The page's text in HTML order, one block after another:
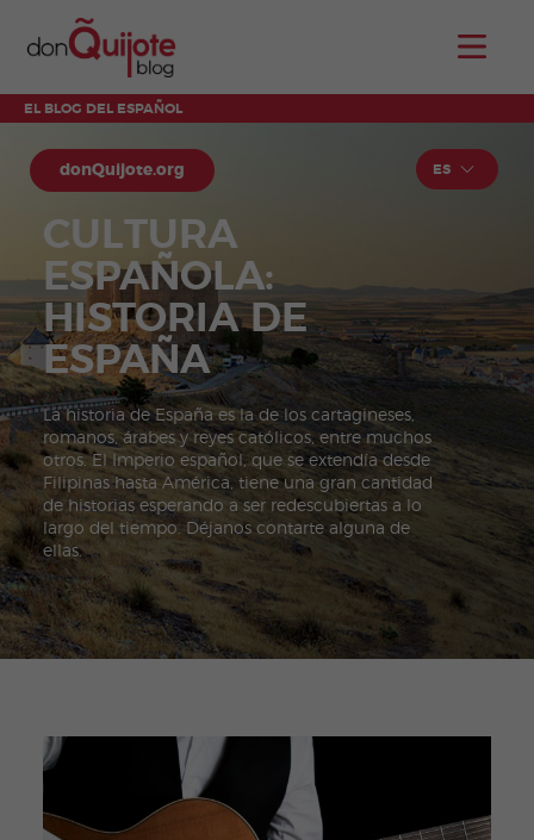
EL BLOG DEL ESPAÑOL
donQuijote.org ES
CULTURA
ESPAÑOLA:
HISTORIA DE
ESPAÑA
La historia de España es la de los cartagineses,
romanos, árabes y reyes católicos, entre muchos
otros. El Imperio español, que se extendía desde
Filipinas hasta América, tiene una gran cantidad
de historias esperando a ser redescubiertas a lo
largo del tiempo. Déjanos contarte alguna de
ellas.